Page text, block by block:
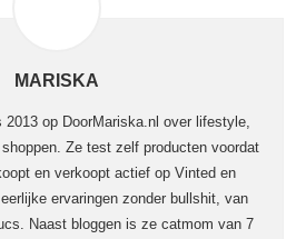
MARISKA
op DoorMariska.nl over lifestyle,
Ze test zelf producten voordat
en verkoopt actief op Vinted en
ervaringen zonder bullshit, van
Naast bloggen is ze catmom van 7